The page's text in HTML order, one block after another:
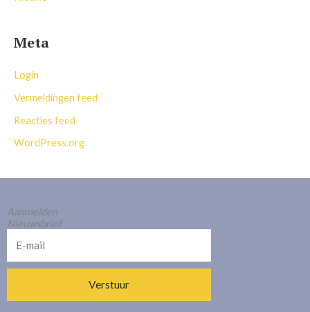
Meta
Login
Vermeldingen feed
Reacties feed
WordPress.org
Aanmelden
Nieuwsbrief
mail
Verstuur